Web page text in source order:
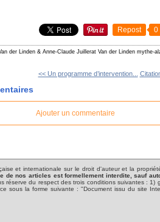
Repost 0
der Linden & Anne-Claude Juillerat Van der Linden mythe-
<< Un programme d’intervention...
Ajouter un commentaire
et internationale sur le droit d'auteur et la
de nos articles est formellement interdite, sauf
réserve du respect des trois conditions suivantes :
sous la forme suivante : "Document issu du site